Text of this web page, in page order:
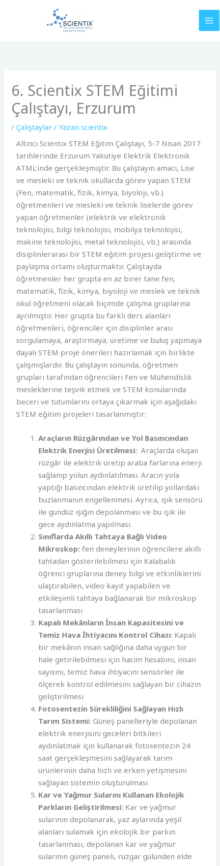
6. Scientix STEM Eğitimi
Çalıştayı, Erzurum
/Çalıştaylar / Yazan scientix
Altıncı Scientix STEM Eğitim Çalıştayı, 5-7 Nisan 2017
tarihlerinde Erzurum Yakutiye Elektrik Elektronik
ATML’inde gerçekleşmiştir. Bu çalıştayın amacı, Lise
ve mesleki ve teknik okullarda görev yapan STEM
(Fen, matematik, fizik, kimya, biyoloji, vb.)
öğretmenleri ve mesleki ve teknik liselerde görev
yapan öğretmenler (elektrik ve elektronik
teknolojisi, bilgi teknolojisi, mobilya teknolojisi,
makine teknolojisi, metal teknolojisi, vb.) arasında
disiplinlerarası bir STEM eğitim projesi geliştirme ve
paylaşma ortamı oluşturmaktır. Çalıştayda
öğretmenler her grupta en az birer tane fen,
matematik, fizik, kimya, biyoloji ve meslek ve teknik
okul öğretmeni olacak biçimde çalışma gruplarına
ayrılmıştır. Her grupta bu farklı ders alanları
öğretmenleri, öğrenciler için disiplinler arası
sorgulamaya, araştırmaya, üretime ve buluş yapmaya
dayalı STEM proje önerileri hazırlamak için birlikte
çalışmışlardır. Bu çalıştayın sonunda, öğretmen
grupları tarafından öğrencileri Fen ve Mühendislik
mesleklerine teşvik etmek ve STEM konularında
beceri ve tutumlarını ortaya çıkarmak için aşağıdaki
STEM eğitim projeleri tasarlanmıştır:
Araçların Rüzgârından ve Yol Basıncından
Elektrik Enerjisi Üretilmesi: Araçlarda oluşan
rüzgâr ile elektrik üretip araba farlarına enerji
sağlanıp yolun aydınlatılması. Aracın yola
yaptığı basıncından elektrik üretilip yollardaki
buzlanmanın engellenmesi. Ayrıca, ışık sensörü
ile gündüz ışığın depolanması ve bu ışık ile
gece aydınlatma yapılması.
Sınıflarda Akıllı Tahtaya Bağlı Video
Mikroskop: fen deneylerinin öğrencilere akıllı
tahtadan gösterilebilmesi için Kalabalık
öğrenci gruplarına deney bilgi ve etkinliklerini
ulaştırabilen, video kayıt yapabilen ve
etkileşimli tahtaya bağlanarak bir mikroskop
tasarlanması
Kapalı Mekânların İnsan Kapasitesini ve
Temiz Hava İhtiyacını Kontrol Cihazı: Kapalı
bir mekânın insan sağlığına daha uygun bir
hale getirilebilmesi için hacim hesabını, insan
sayısını, temiz hava ihtiyacını sensörler ile
ölçerek kontrol edilmesini sağlayan bir cihazın
geliştirilmesi
Fotosentezin Sürekliliğini Sağlayan Hızlı
Tarım Sistemi:Güneş panelleriyle depolanan
elektrik enerjisini geceleri bitkileri
aydınlatmak için kullanarak fotosentezin 24
saat gerçekleşmesini sağlayarak tarım
ürünlerinin daha hızlı ve erken yetişmesini
sağlayan sistemin oluşturulması
Kar ve Yağmur Sularını Kullanan Ekolojik
Parkların Geliştirilmesi: Kar ve yağmur
sularının depolanarak, yaz aylarında yeşil
alanları sulamak için ekolojik bir parkın
tasarlanması, depolanan kar ve yağmur
sularının güneş paneli, rüzgar gülünden elde